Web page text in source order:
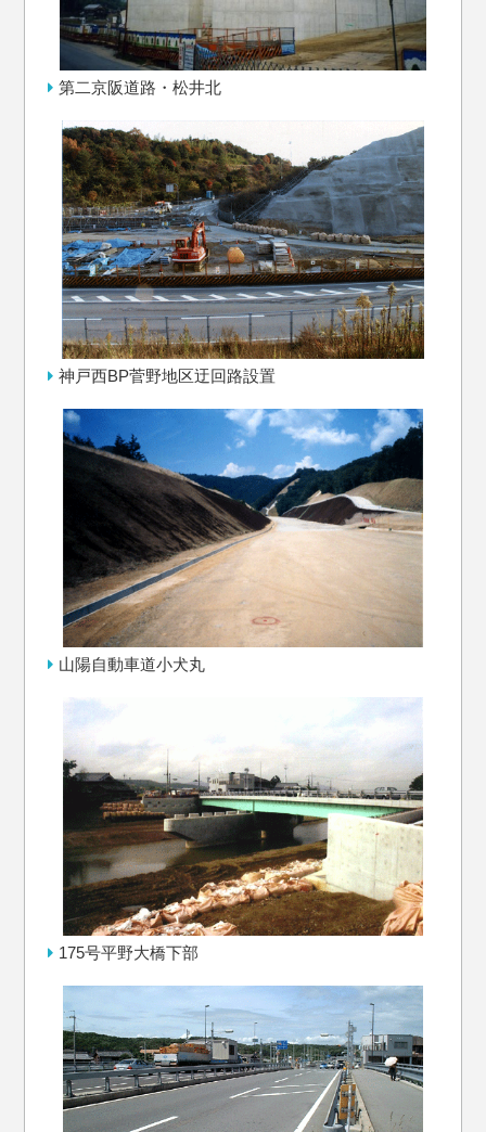
第二京阪道路・松井北
神戸西BP菅野地区迂回路設置
山陽自動車道小犬丸
175号平野大橋下部